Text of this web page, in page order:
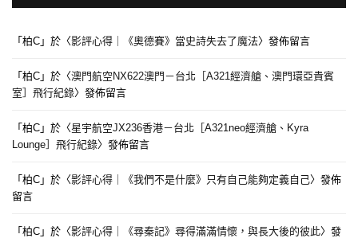
「柏C 」於〈影評心得｜《奧德賽》當史詩失去了魔法〉發佈留言
「柏C 」於〈澳門航空NX622澳門－台北［A321經濟艙、澳門環亞貴賓
室］飛行紀錄〉發佈留言
「柏C 」於〈星宇航空JX236香港－台北［A321neo經濟艙、Kyra
Lounge］飛行紀錄〉發佈留言
「柏C 」於〈影評心得｜《我們不是什麼》只有自己能夠定義自己〉發佈
留言
「柏C 」於〈影評心得｜《尋秦記》尋得滿滿情懷，與長大後的彼此〉發